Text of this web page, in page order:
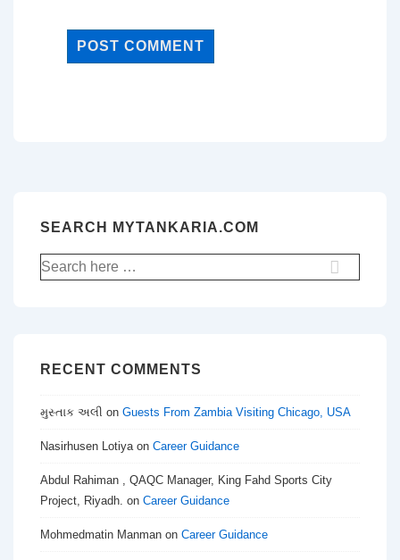
SEARCH MYTANKARIA.COM
Search
for:
RECENT COMMENTS
મુસ્તાક અલી on Guests From Zambia Visiting Chicago, USA
Nasirhusen Lotiyaon Career Guidance
Abdul Rahiman , QAQC Manager, King Fahd Sports City
Project, Riyadh. on Career Guidance
Mohmedmatin Manman on Career Guidance